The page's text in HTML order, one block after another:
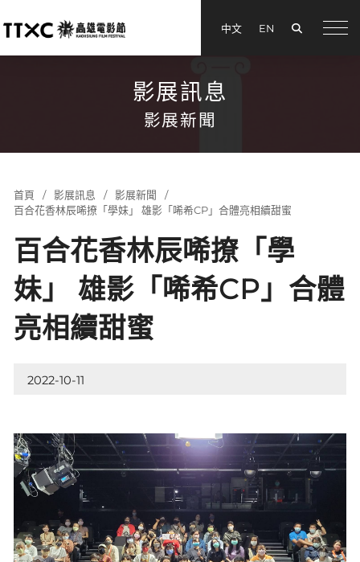
中文 EN
影展訊息
影展新聞
首頁 影展訊息
影展新聞
百合花香林辰唏撩「學妹」 雄影「唏希CP」合體亮相續甜蜜
百合花香林辰唏撩「學
妹」 雄影「唏希CP」合體
亮相續甜蜜
2022-10-11